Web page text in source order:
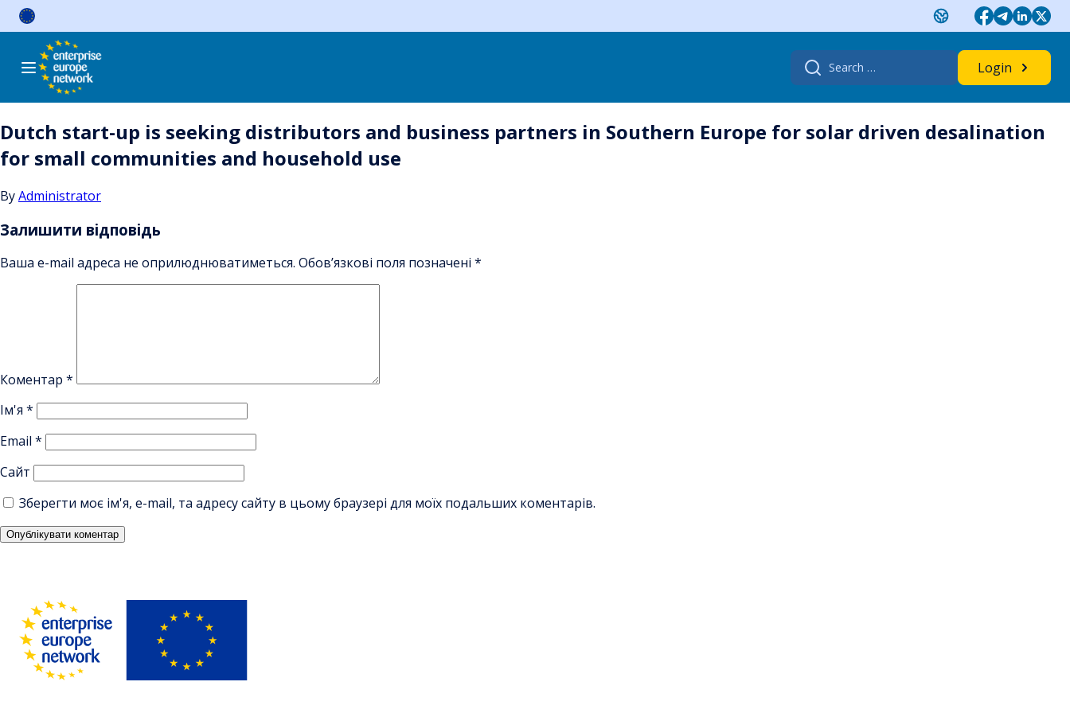
Skip
Search
for:
Login
Dutch start-up is seeking distributors and business partners in Southern Europe for solar driven desalination
for small communities and household use
ByAdministrator
Залишити відповідь
Ваша e-mail адреса не оприлюднюватиметься. Обов’язкові поля позначені *
Коментар *
Ім'я *
Email *
Сайт
Зберегти моє ім'я, e-mail, та адресу сайту в цьому браузері для моїх подальших коментарів.